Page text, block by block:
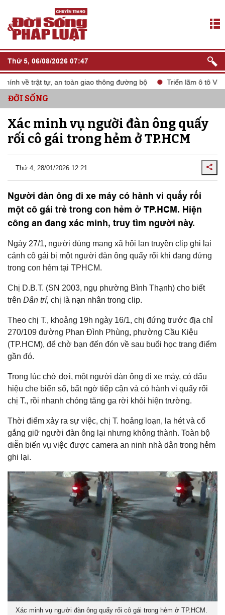
Thứ 5, 06/08/2026 07:47
về trật tự, an toàn giao thông đường bộ Triển lãm ô tô Việt
ĐỜI SỐNG
Xác minh vụ người đàn ông quấy
rối cô gái trong hẻm ở TP.HCM
Thứ 4, 28/01/2026 12:21
Người đàn ông đi xe máy có hành vi quấy rối
một cô gái trẻ trong con hẻm ở TP.HCM. Hiện
công an đang xác minh, truy tìm người này.
Ngày 27/1, người dùng mạng xã hội lan truyền clip ghi lại
cảnh cô gái bị một người đàn ông quấy rối khi đang đứng
trong con hẻm tại TPHCM.
Chị D.B.T. (SN 2003, ngụ phường Bình Thạnh) cho biết
trên Dân trí, chị là nạn nhân trong clip.
Theo chị T., khoảng 19h ngày 16/1, chị đứng trước địa chỉ
270/109 đường Phan Đình Phùng, phường Cầu Kiệu
(TP.HCM), để chờ bạn đến đón về sau buổi học trang điểm
gần đó.
Trong lúc chờ đợi, một người đàn ông đi xe máy, có dấu
hiệu che biển số, bất ngờ tiếp cận và có hành vi quấy rối
chị T., rồi nhanh chóng tăng ga rời khỏi hiện trường.
Thời điểm xảy ra sự việc, chị T. hoảng loạn, la hét và cố
gắng giữ người đàn ông lại nhưng không thành. Toàn bộ
diễn biến vụ việc được camera an ninh nhà dân trong hẻm
ghi lại.
Xác minh vụ người đàn ông quấy rối cô gái trong hẻm ở TP.HCM.